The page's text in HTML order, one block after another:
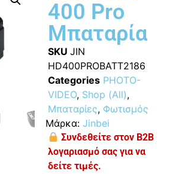
400 Pro
Μπαταρία
SKU JIN
HD400PROBATT2186
Categories PHOTO-
VIDEO, Shop (All),
Μπαταρίες, Φωτισμός
Μάρκα: Jinbei
Συνδεθείτε στον B2B
λογαριασμό σας για να
δείτε τιμές.